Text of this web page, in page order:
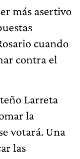
más asertivo
cuando
contra el
Larreta
la
votará. Una
las